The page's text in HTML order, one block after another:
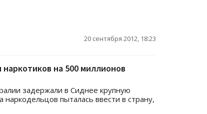
20 сентября 2012, 18:23
на 500 миллионов
задержали в Сиднее крупную
наркодельцов пыталась ввести в страну,